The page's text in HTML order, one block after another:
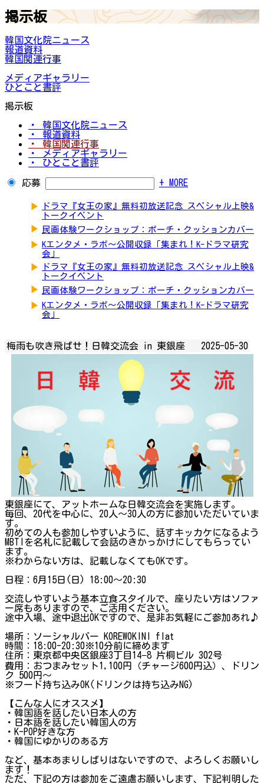
掲示板
韓国文化院ニュース
報道資料
韓国関連行事
メディアギャラリー
ひとこと書評
掲示板
・ 韓国文化院ニュース
・ 報道資料
・ 韓国関連行事
・ メディアギャラリー
・ ひとこと書評
応募 + MORE
▶
ドラマ『女王の家』無料初放送記念 スペシャル上映&
トークイベント
▶ 民画体験ワークショップ：ポーチ・クッションカバー
▶ Kエンタメ・ラボ～公開収録「集まれ！K-ドラマ研究
会」
▶
ドラマ『女王の家』無料初放送記念 スペシャル上映&
トークイベント
▶ 民画体験ワークショップ：ポーチ・クッションカバー
▶ Kエンタメ・ラボ～公開収録「集まれ！K-ドラマ研究
会」
梅雨も吹き飛ばせ！日韓交流会 in 東銀座 2025-05-30
東銀座にて、アットホームな日韓交流会を実施します。
毎回、20代を中心に、20人～30人の方に参加いただいていま
す。
初めての人も参加しやすいように、話すキッカケになるよう
MBTIを名札に記載して会話のきかっかけにしてもらってい
ます。
※わからない方は、記載しなくてもOKです。
日程：6月15日(日) 18:00～20:30
交流しやすいよう基本立食スタイルで、座りたい方はソファ
ー席もありますので、ご活用ください。
途中入場、途中退出OKですので、是非お気軽にご参加あれ♪
場所：ソーシャルバー KOREWOKINI flat
時間：18:00-20:30※10分前に締めます
住所：東京都中央区銀座3丁目14−8 片桐ビル 302号
費用：おつまみセット1,100円（チャージ600円込）、ドリン
ク 500円〜
※フード持ち込みOK(ドリンクは持ち込みNG)
【こんな人にオススメ】
・韓国語を話したい日本人の方
・日本語を話したい韓国人の方
・K-POP好きな方
・韓国にゆかりのある方
など、基本あまりしばりはないですので、よろしくお願いし
ます！
ただ、下記の方は参加をご遠慮お願いします、下記判明した